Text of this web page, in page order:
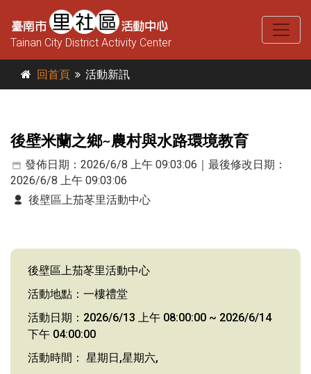
Tainan City District Activity Center
回首頁 活動新訊
後壁米蘭之鄉~農村與水路環境教育
發佈日期：2026/6/8 上午 09:03:06｜最後修改日期：
2026/6/8 上午 09:03:06
後壁區上茄苳里活動中心
後壁區上茄苳里活動中心
活動地點：一樓禮堂
活動日期：2026/6/13 上午 08:00:00 ~ 2026/6/14
下午 04:00:00
活動時間： 星期日,星期六,